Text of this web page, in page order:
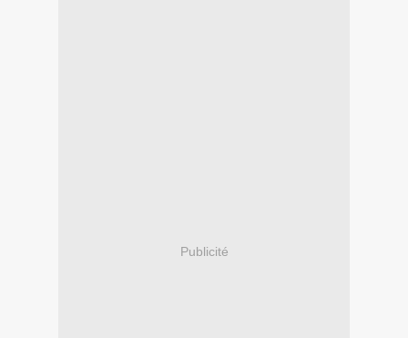
Publicité